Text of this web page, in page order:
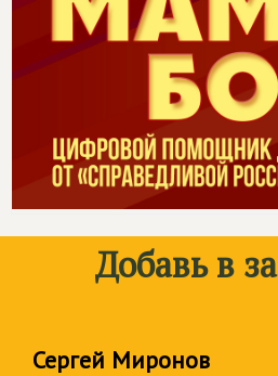
Добавь в
Сергей Миронов